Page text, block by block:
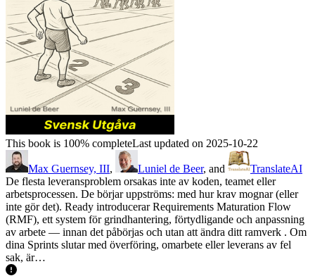
This book is 100% completeLast updated on 2025-10-22
Max Guernsey, III, Luniel de Beer, and
TranslateAI
De flesta leveransproblem orsakas inte av koden, teamet eller
arbetsprocessen. De börjar uppströms: med hur krav mognar (eller
inte gör det). Ready introducerar Requirements Maturation Flow
(RMF), ett system för grindhantering, förtydligande och anpassning
av arbete — innan det påbörjas och utan att ändra ditt ramverk . Om
dina Sprints slutar med överföring, omarbete eller leverans av fel
sak, är…